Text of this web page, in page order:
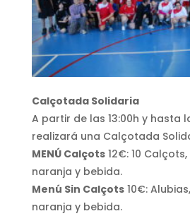
Calçotada Solidaria
A partir de las 13:00h y hasta
realizará una Calçotada
MENÚ Calçots12€: 10
naranja y bebida.
Menú Sin Calçots10€:
naranja y bebida.